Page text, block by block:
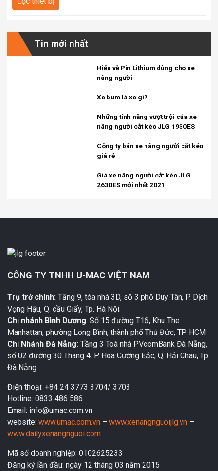
Tin mới nhất
Hiểu về Pin Lithium dùng cho xe
nâng người
Xe bum là xe gì?
Những tính năng vượt trội của xe
nâng người cắt kéo JLG 1930ES
Công ty bán xe nâng người cắt kéo
giá rẻ
Giá xe nâng người cắt kéo JLG
2630ES mới nhất 2021
CÔNG TY TNHH U-MAC VIỆT NAM
Trụ trở chính: Tầng 9, tòa nhà 3D, số 3 phố Duy Tân, P. Dịch
Vọng Hậu, Q. cầu Giấy, Tp. Hà Nội.
Chi nhánh Bình Dương: Số 15 đường T16, Khu The
Manhattan, phường Long Bình, thành phố Thủ Đức, TP HCM
Chi Nhánh Đà Nẵng: Tầng 3 Toà nhà PVcomBank Đà Nẵng,
số 02 đường 30 Tháng 4, P. Hoà Cường Bắc, Q. Hải Châu, Tp.
Đà Nẵng.
Điện thoại: +84 24 3773 3704/ 3703
Hotline: 0833 486 586
Email: info@umac.com.vn
website: www.umac.com.vn – www.xenangnguoijlg.vn –
www.dailyxenangnguoi.com
Mã số doanh nghiệp: 0102625233
Đăng ký lần đầu: ngày 12 tháng 03 năm 2015